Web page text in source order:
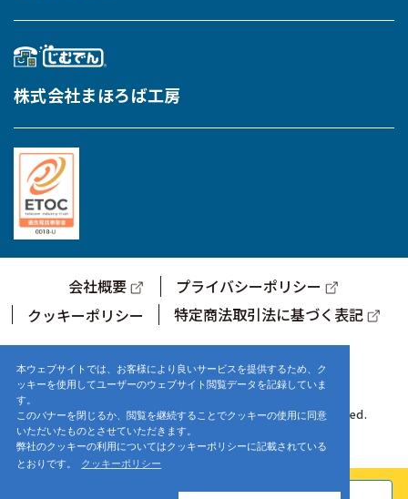
本ウェブサイトでは、お客様により良いサービスを提供するため、ク
ッキーを使用してユーザーのウェブサイト閲覧データを記録していま
す。
このバナーを閉じるか、閲覧を継続することでクッキーの使用に同意
いただいたものとさせていただきます。
弊社のクッキーの利用についてはクッキーポリシーに記載されている
とおりです。
クッキーポリシー
株式会社まほろば工房
会社概要
プライバシーポリシー
クッキーポリシー
特定商法取引法に基づく表記
サポートセンター営業時間
9:00～17:00 (土・日・祝日を除く)
© 2021-2025 株式会社まほろば工房. ALL Rights Reserved.